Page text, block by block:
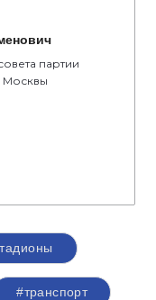
партии
Москвы
#транспорт